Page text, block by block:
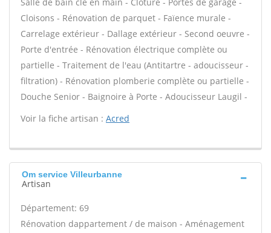
Cloisons - Rénovation de parquet - Faïence murale -
Carrelage extérieur - Dallage extérieur - Second oeuvre -
Porte d'entrée - Rénovation électrique complète ou
partielle - Traitement de l'eau (Antitartre - adoucisseur -
filtration) - Rénovation plomberie complète ou partielle -
Douche Senior - Baignoire à Porte - Adoucisseur Laugil -
Voir la fiche artisan : Acred
Om service Villeurbanne
Artisan
Département: 69
Rénovation dappartement / de maison - Aménagement